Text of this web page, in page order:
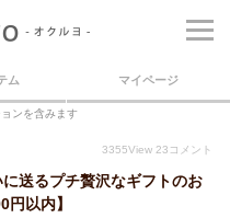
ム マイページ
ンを含みます
3355View 23 コメント
に送るプチ贅沢なギフトのお
以内】